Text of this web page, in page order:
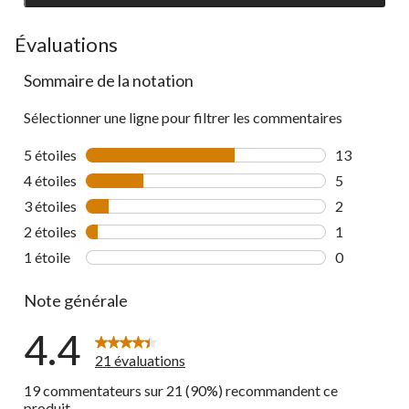
Évaluations
Sommaire de la notation
Sélectionner une ligne pour filtrer les commentaires
5 étoiles étoiles
13
4 étoiles étoiles
5
3 étoiles étoiles
2
2 étoiles étoiles
1
1 étoile étoiles
0
Note générale
4.4
21 évaluations
19 commentateurs sur 21 (90%) recommandent ce